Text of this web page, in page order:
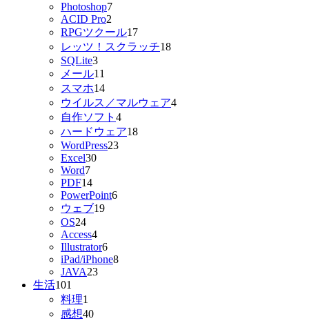
Photoshop7
ACID Pro2
RPGツクール17
レッツ！スクラッチ18
SQLite3
メール11
スマホ14
ウイルス／マルウェア4
自作ソフト 4
ハードウェア18
WordPress23
Excel30
Word7
PDF14
PowerPoint6
ウェブ19
OS24
Access4
Illustrator6
iPad/iPhone8
JAVA23
生活101
料理1
感想40